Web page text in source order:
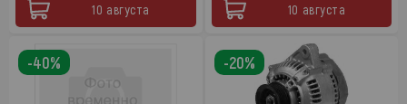
10 августа 10 августа
-40% -20%